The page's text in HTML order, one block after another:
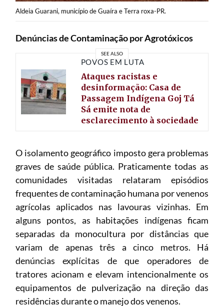
Aldeia Guarani, município de Guaíra e Terra roxa-PR.
Denúncias de Contaminação por Agrotóxicos
SEE ALSO
POVOS EM LUTA
Ataques racistas e
desinformação: Casa de
Passagem Indígena Goj Tá
Sá emite nota de
esclarecimento à sociedade
O isolamento geográfico imposto gera problemas
graves de saúde pública. Praticamente todas as
comunidades visitadas relataram episódios
frequentes de contaminação humana por venenos
agrícolas aplicados nas lavouras vizinhas. Em
alguns pontos, as habitações indígenas ficam
separadas da monocultura por distâncias que
variam de apenas três a cinco metros. Há
denúncias explícitas de que operadores de
tratores acionam e elevam intencionalmente os
equipamentos de pulverização na direção das
residências durante o manejo dos venenos.